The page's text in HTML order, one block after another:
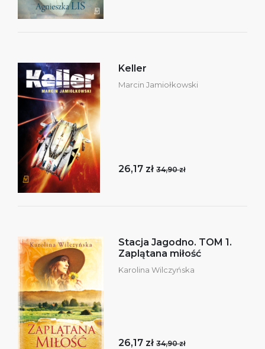
Keller
Marcin Jamiołkowski
26,17 zł 34,90 zł
Stacja Jagodno. TOM 1.
Zaplątana miłość
Karolina Wilczyńska
26,17 zł 34,90 zł